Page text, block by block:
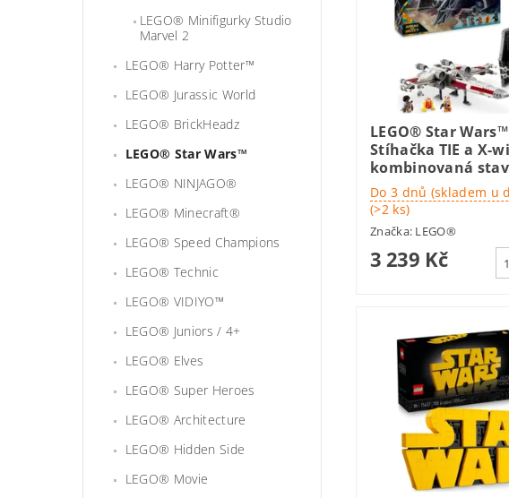
LEGO® Minifigurky Studio
Marvel 2
LEGO® Harry Potter™
LEGO® Jurassic World
LEGO® BrickHeadz
LEGO® Star Wars™
LEGO® NINJAGO®
LEGO® Minecraft®
LEGO® Speed Champions
LEGO® Technic
LEGO® VIDIYO™
LEGO® Juniors / 4+
LEGO® Elves
LEGO® Super Heroes
LEGO® Architecture
LEGO® Hidden Side
LEGO® Movie
LEGO® Star
Stíhačka TIE a X-
kombinovaná
Do 3 dnů (skladem u
(>2 ks)
Značka: LEGO®
3 239 Kč